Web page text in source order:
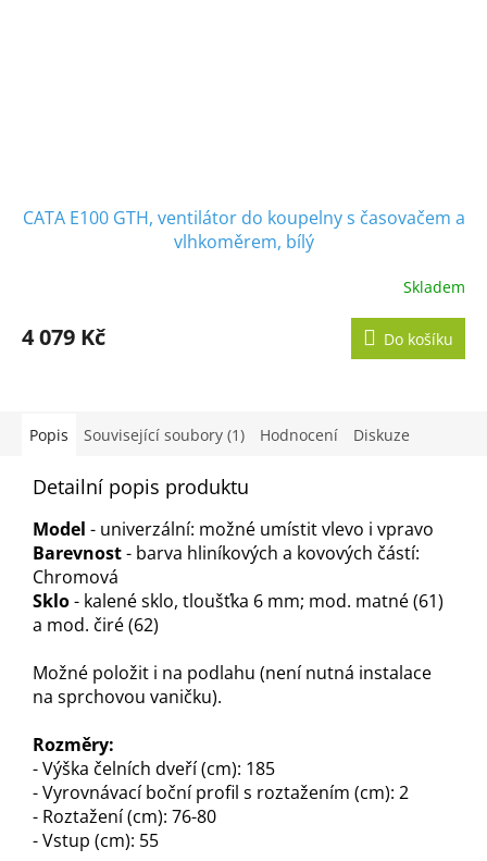
CATA E100 GTH, ventilátor do koupelny s časovačem a
vlhkoměrem, bílý
produktu
je
hvězdiček.
Skladem
4 079 Kč Do košíku
Popis Související soubory (1) Hodnocení Diskuze
Detailní popis produktu
Model - univerzální: možné umístit vlevo i vpravo
Barevnost- barva hliníkových a kovových částí:
Chromová
Sklo- kalené sklo, tloušťka 6 mm; mod. matné (61)
a mod. čiré (62)
Možné položit i na podlahu (není nutná instalace
na sprchovou vaničku).
Rozměry:
- Výška čelních dveří (cm): 185
- Vyrovnávací boční profil s roztažením (cm): 2
- Roztažení (cm): 76-80
- Vstup (cm): 55